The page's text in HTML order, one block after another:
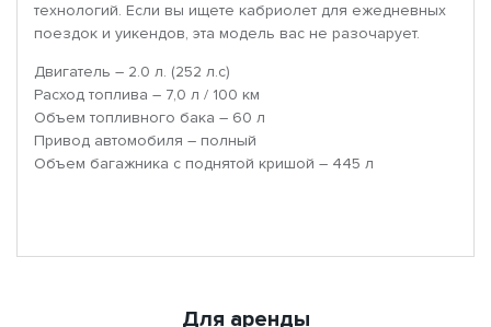
технологий. Если вы ищете кабриолет для ежедневных
поездок и уикендов, эта модель вас не разочарует.
Двигатель – 2.0 л. (252 л.с)
Расход топлива – 7,0 л / 100 км
Объем топливного бака – 60 л
Привод автомобиля – полный
Объем багажника с поднятой кришой – 445 л
Для аренды